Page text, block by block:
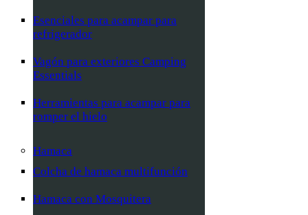
Esenciales para acampar para
refrigerador
Vagón para exteriores Camping
Essentials
Herramientas para acampar para
romper el hielo
Hamaca
Colcha de hamaca multifunción
Hamaca con Mosquitera